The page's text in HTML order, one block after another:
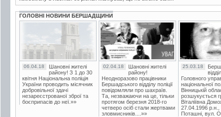
ГОЛОВНІ НОВИНИ БЕРШАДЩИНИ
06.04.18
Шановні жителі
району! З 1 до 30
квітня Національна поліція
України проводить місячник
добровільної здачі
незареєстрованої зброї та
боєприпасів до неї.»»
02.04.18
Шановні жителі
району!
Неодноразово працівники
Бершадського відділу поліції
повідомляли про шахраїв.
Та, незважаючи на це, тільки
протягом березня 2018-го
четверо осіб стали жертвами
зловмисників....»»
25.03.18
Головного
національної
Вінницькій
розшукується
Віталіївна
27.04.1996 р.н.,
Поташні, вул.